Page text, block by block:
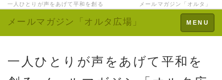
一人ひとりが声をあげて平和を創る メールマガジン「オルタ」
Toggle
navigation
MENU
メールマガジン「オルタ広場」
一人ひとりが声をあげて平和を